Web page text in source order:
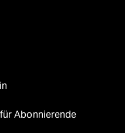
Abonnierende